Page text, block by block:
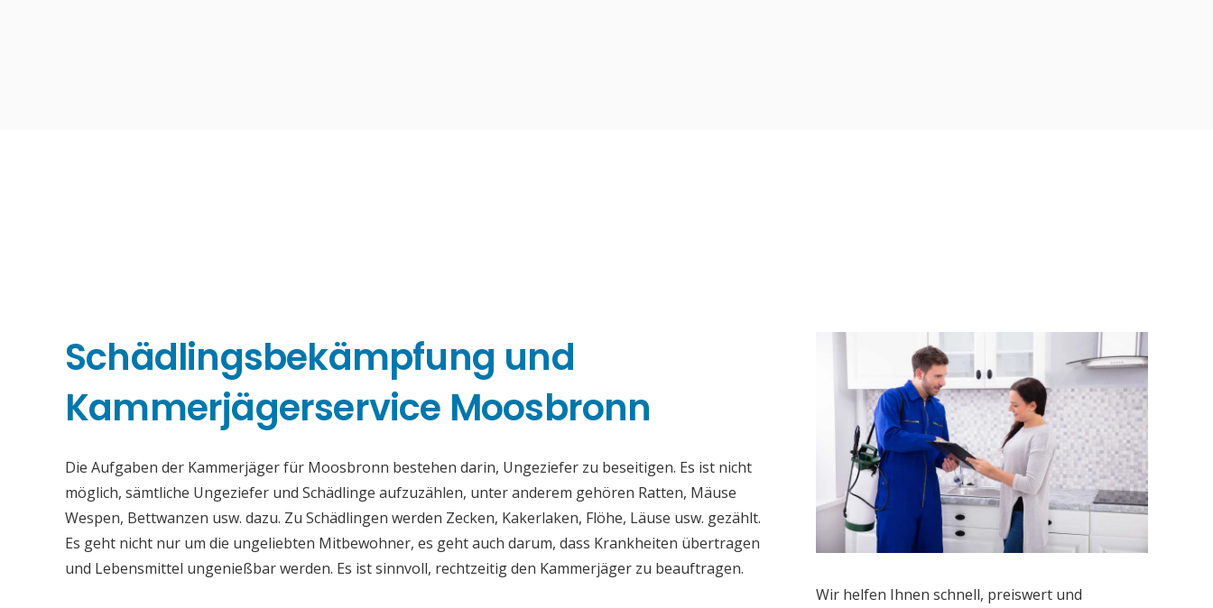
Schädlingsbekämpfung und
Kammerjägerservice Moosbronn
Die Aufgaben der Kammerjäger für Moosbronn bestehen darin, Ungeziefer zu beseitigen. Es ist nicht
möglich, sämtliche Ungeziefer und Schädlinge aufzuzählen, unter anderem gehören Ratten, Mäuse
Wespen, Bettwanzen usw. dazu. Zu Schädlingen werden Zecken, Kakerlaken, Flöhe, Läuse usw. gezählt.
Es geht nicht nur um die ungeliebten Mitbewohner, es geht auch darum, dass Krankheiten übertragen
und Lebensmittel ungenießbar werden. Es ist sinnvoll, rechtzeitig den Kammerjäger zu beauftragen.
Wir helfen Ihnen schnell, preiswert und